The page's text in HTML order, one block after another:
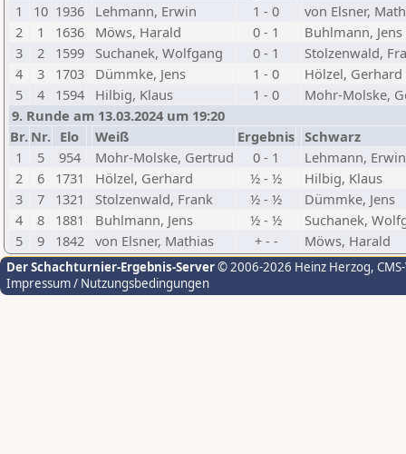
1
10 1936 Lehmann, Erwin 1 - 0
von Elsner,
2
1 1636 Möws, Harald 0 - 1
Buhlmann, Jens
3
2 1599 Suchanek, Wolfgang 0 - 1
Stolzenwald,
4
3 1703 Dümmke, Jens 1 - 0
Hölzel, Gerhard
5
4 1594 Hilbig, Klaus 1 - 0
Mohr-Molske,
9. Runde am 13.03.2024 um 19:20
Br. Nr. Elo Weiß Ergebnis Schwarz
1
5 954 Mohr-Molske, Gertrud 0 - 1
Lehmann, Erwin
2
6 1731 Hölzel, Gerhard ½ - ½
Hilbig, Klaus
3
7 1321 Stolzenwald, Frank ½ - ½
Dümmke, Jens
4
8 1881 Buhlmann, Jens ½ - ½
Suchanek,
5
9 1842 von Elsner, Mathias + - - Möws, Harald
Der Schachturnier-Ergebnis-Server© 2006-2026 Heinz Herzog,
Impressum / Nutzungsbedingungen